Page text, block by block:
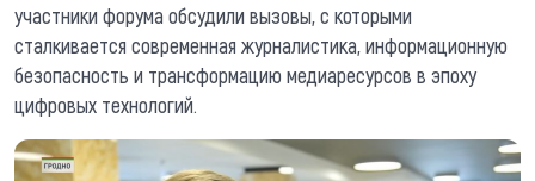
участники форума обсудили вызовы, с которыми
сталкивается современная журналистика, информационную
безопасность и трансформацию медиаресурсов в эпоху
цифровых технологий.